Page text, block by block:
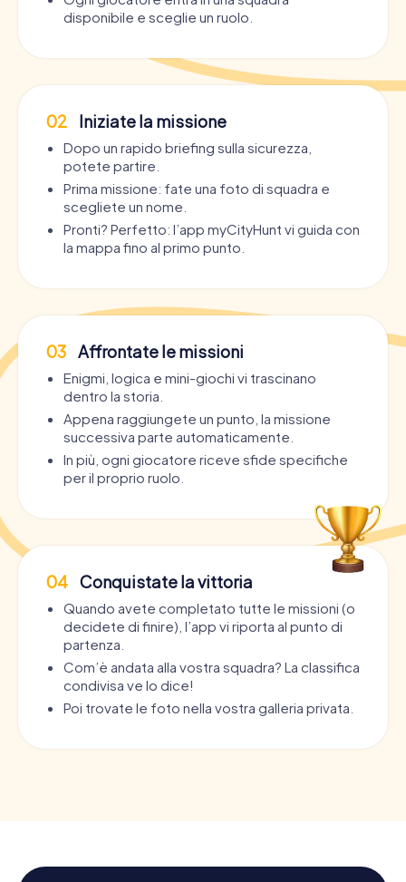
disponibile e sceglie un ruolo.
02 Iniziate la missione
Dopo un rapido briefing sulla sicurezza,
potete partire.
Prima missione: fate una foto di squadra e
scegliete un nome.
Pronti? Perfetto: l’app myCityHunt vi guida con
la mappa fino al primo punto.
03 Affrontate le missioni
Enigmi, logica e mini-giochi vi trascinano
dentro la storia.
Appena raggiungete un punto, la missione
successiva parte automaticamente.
In più, ogni giocatore riceve sfide specifiche
per il proprio ruolo.
04 Conquistate la vittoria
Quando avete completato tutte le missioni (o
decidete di finire), l’app vi riporta al punto di
partenza.
Com’è andata alla vostra squadra? La classifica
condivisa ve lo dice!
Poi trovate le foto nella vostra galleria privata.